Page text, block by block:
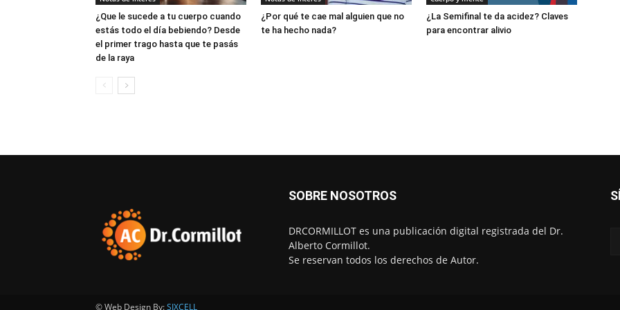
¿Que le sucede a tu cuerpo cuando
estás todo el día bebiendo? Desde
el primer trago hasta que te pasás
de la raya
¿Por qué te cae mal alguien que no
te ha hecho nada?
¿La Semifinal te da acidez? Claves
para encontrar alivio
SOBRE NOSOTROS
DRCORMILLOT es una publicación digital registrada del Dr.
Alberto Cormillot.
Se reservan todos los derechos de Autor.
© Web Design By:SIXCELL